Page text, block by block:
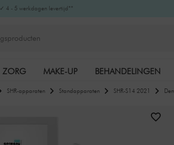
✓ 4 - 5 werkdagen levertijd**
ZORG MAKE-UP BEHANDELINGEN
K-BEAUTY
SHR-apparaten Standapparaten SHR-S14 2021